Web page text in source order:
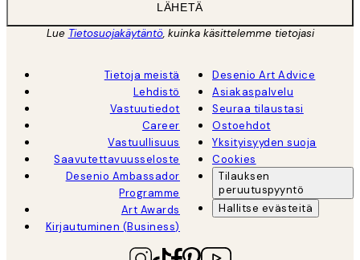
LÄHETÄ
Lue Tietosuojakäytäntö, kuinka käsittelemme tietojasi
Tietoja meistä
Lehdistö
Vastuutiedot
Career
Vastuullisuus
Saavutettavuusseloste
Desenio Ambassador
Programme
Art Awards
Kirjautuminen (Business)
Desenio Art Advice
Asiakaspalvelu
Seuraa tilaustasi
Ostoehdot
Yksityisyyden suoja
Cookies
Tilauksen
peruutuspyyntö
Hallitse evästeitä